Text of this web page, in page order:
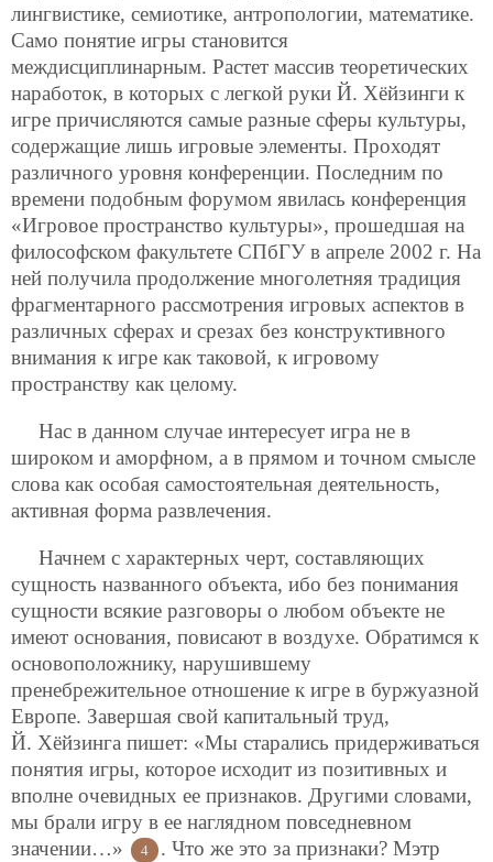
лингвистике, семиотике, антропологии, математике.
Само понятие игры становится
междисциплинарным. Растет массив теоретических
наработок, в которых с легкой руки Й. Хёйзинги к
игре причисляются самые разные сферы культуры,
содержащие лишь игровые элементы. Проходят
различного уровня конференции. Последним по
времени подобным форумом явилась конференция
«Игровое пространство культуры», прошедшая на
философском факультете СПбГУ в апреле 2002 г. На
ней получила продолжение многолетняя традиция
фрагментарного рассмотрения игровых аспектов в
различных сферах и срезах без конструктивного
внимания к игре как таковой, к игровому
пространству как целому.
Нас в данном случае интересует игра не в
широком и аморфном, а в прямом и точном смысле
слова как особая самостоятельная деятельность,
активная форма развлечения.
Начнем с характерных черт, составляющих
сущность названного объекта, ибо без понимания
сущности всякие разговоры о любом объекте не
имеют основания, повисают в воздухе. Обратимся к
основоположнику, нарушившему
пренебрежительное отношение к игре в буржуазной
Европе. Завершая свой капитальный труд,
Й. Хёйзинга пишет: «Мы старались придерживаться
понятия игры, которое исходит из позитивных и
вполне очевидных ее признаков. Другими словами,
мы брали игру в ее наглядном повседневном
значении…»
4
. Что же это за признаки? Мэтр